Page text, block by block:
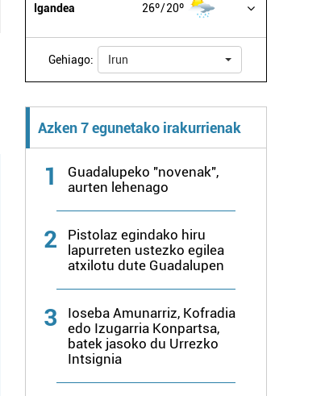
Igandea 26º 20º
Gehiago: Irun
Azken 7 egunetako irakurrienak
1
Guadalupeko "novenak",
aurten lehenago
2
Pistolaz egindako hiru
lapurreten ustezko egilea
atxilotu dute Guadalupen
3
Ioseba Amunarriz, Kofradia
edo Izugarria Konpartsa,
batek jasoko du Urrezko
Intsignia